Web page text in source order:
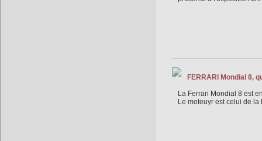
FERRARI Mondial 8,
La Ferrari Mondial 8 est
Le moteuyr est celui de